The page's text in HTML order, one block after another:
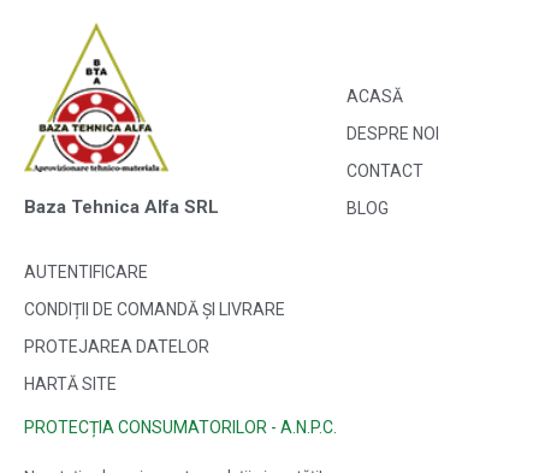
Baza Tehnica Alfa SRL
ACASĂ
DESPRE NOI
CONTACT
BLOG
AUTENTIFICARE
CONDIȚII DE COMANDĂ ȘI LIVRARE
PROTEJAREA DATELOR
HARTĂ SITE
PROTECȚIA CONSUMATORILOR - A.N.P.C.